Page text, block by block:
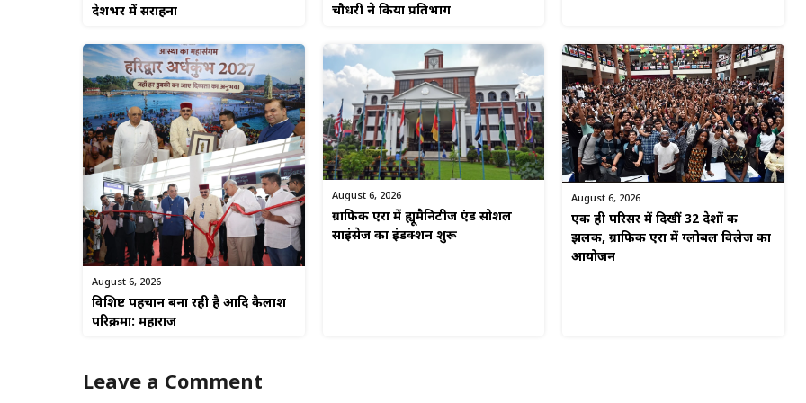
देशभर में सराहना
चौधरी ने किया प्रतिभाग
August 6, 2026
विशिष्ट पहचान बना रही है आदि कैलाश
परिक्रमा: महाराज
August 6, 2026
ग्राफिक एरा में ह्यूमैनिटीज एंड सोशल
साइंसेज का इंडक्शन शुरू
August 6, 2026
एक ही परिसर में दिखीं 32 देशों की
झलक, ग्राफिक एरा में ग्लोबल विलेज का
आयोजन
Leave a Comment